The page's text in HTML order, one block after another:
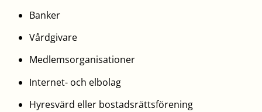
Banker
Vårdgivare
Medlemsorganisationer
Internet- och elbolag
Hyresvärd eller bostadsrättsförening